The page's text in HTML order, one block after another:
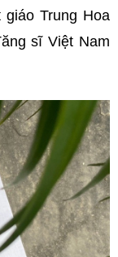
Trung Hoa
sĩ Việt Nam